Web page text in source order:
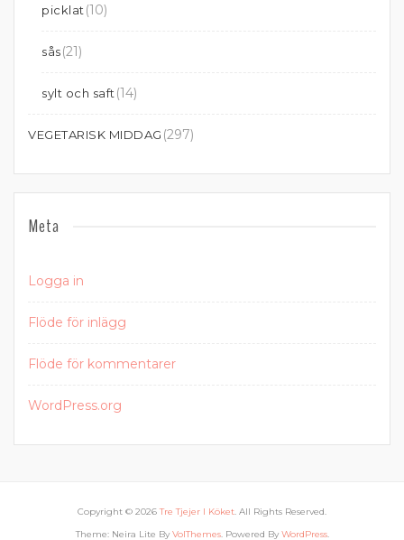
picklat (10)
sås(21)
sylt och saft (14)
VEGETARISK MIDDAG (297)
Meta
Logga in
Flöde för inlägg
Flöde för kommentarer
WordPress.org
Copyright © 2026Tre Tjejer I Köket. All Rights Reserved.
Theme: Neira Lite By VolThemes. Powered By WordPress.